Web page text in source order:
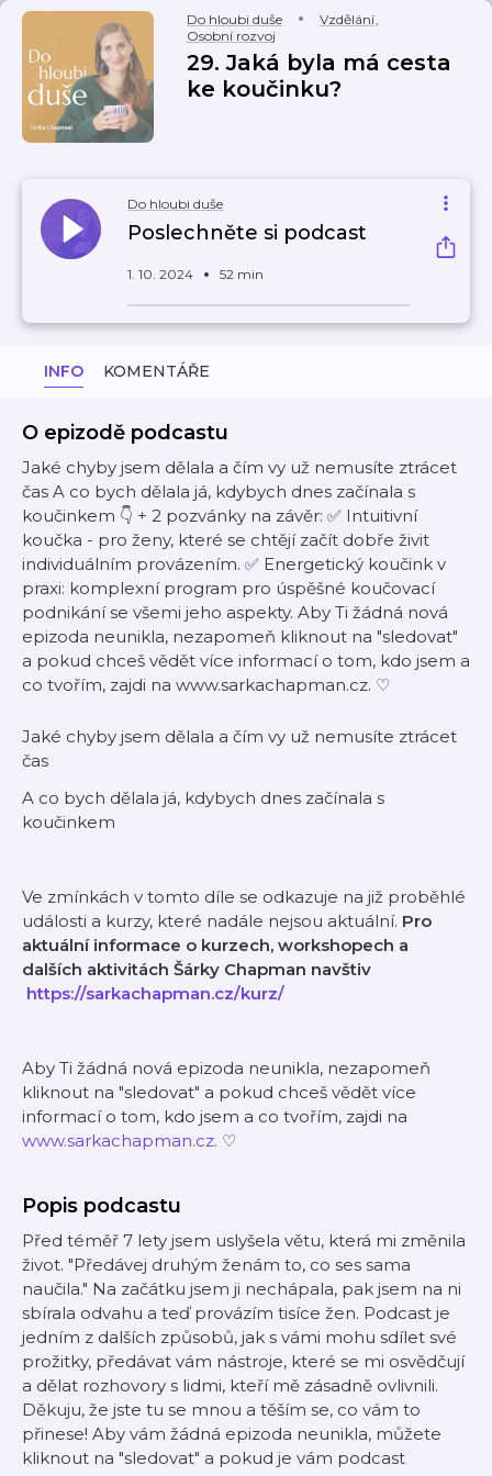
Do hloubi duše Vzdělání,
Osobní rozvoj
29. Jaká byla má cesta
ke koučinku?
Do hloubi duše
Poslechněte si podcast
1. 10. 2024 52 min
INFO KOMENTÁŘE
O epizodě podcastu
Jaké chyby jsem dělala a čím vy už nemusíte ztrácet
čas A co bych dělala já, kdybych dnes začínala s
koučinkem 👇 + 2 pozvánky na závěr: ✅ Intuitivní
koučka - pro ženy, které se chtějí začít dobře živit
individuálním provázením. ✅ Energetický koučink v
praxi: komplexní program pro úspěšné koučovací
podnikání se všemi jeho aspekty. Aby Ti žádná nová
epizoda neunikla, nezapomeň kliknout na "sledovat"
a pokud chceš vědět více informací o tom, kdo jsem a
co tvořím, zajdi na ⁠⁠⁠⁠⁠⁠⁠⁠⁠⁠⁠⁠⁠⁠⁠⁠⁠⁠⁠⁠⁠⁠⁠www.sarkachapman.cz⁠⁠⁠⁠⁠⁠⁠⁠⁠⁠⁠⁠⁠⁠.⁠⁠⁠⁠⁠⁠⁠⁠⁠ ♡
Jaké chyby jsem dělala a čím vy už nemusíte ztrácet
čas
A co bych dělala já, kdybych dnes začínala s
koučinkem
Ve zmínkách v tomto díle se odkazuje na již proběhlé
události a kurzy, které nadále nejsou aktuální. Pro
aktuální informace o kurzech, workshopech a
dalších aktivitách Šárky Chapman navštiv
https://sarkachapman.cz/kurz/
Aby Ti žádná nová epizoda neunikla, nezapomeň
kliknout na "sledovat" a pokud chceš vědět více
informací o tom, kdo jsem a co tvořím, zajdi na ⁠⁠⁠⁠⁠⁠⁠⁠⁠⁠⁠⁠⁠⁠
⁠⁠⁠⁠⁠⁠⁠⁠⁠www.sarkachapman.cz⁠⁠⁠⁠⁠⁠⁠⁠⁠⁠⁠⁠⁠⁠.⁠⁠⁠⁠⁠⁠⁠⁠⁠ ♡
Popis podcastu
Před téměř 7 lety jsem uslyšela větu, která mi změnila
život. "Předávej druhým ženám to, co ses sama
naučila." Na začátku jsem ji nechápala, pak jsem na ni
sbírala odvahu a teď provázím tisíce žen. Podcast je
jedním z dalších způsobů, jak s vámi mohu sdílet své
prožitky, předávat vám nástroje, které se mi osvědčují
a dělat rozhovory s lidmi, kteří mě zásadně ovlivnili.
Děkuju, že jste tu se mnou a těším se, co vám to
přinese! Aby vám žádná epizoda neunikla, můžete
kliknout na "sledovat" a pokud je vám podcast